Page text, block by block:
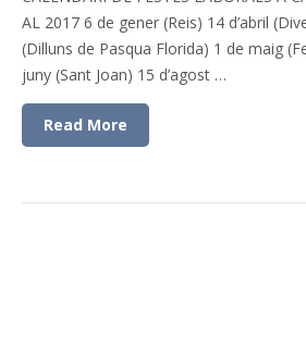
AL 2017 6 de gener (Reis) 14 d’abril
(Dilluns de Pasqua Florida) 1 de maig
juny (Sant Joan) 15 d’agost …
Read More